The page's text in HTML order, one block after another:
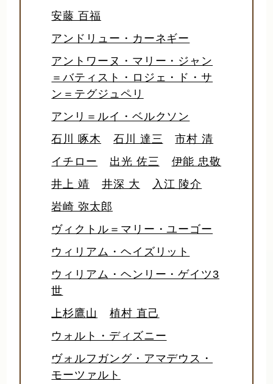
安藤 百福
アンドリュー・カーネギー
アントワーヌ・マリー・ジャン
＝バティスト・ロジェ・ド・サ
ン＝テグジュペリ
アンリ＝ルイ・ベルクソン
石川 啄木
石川 達三
市村 清
イチロー
出光 佐三
伊能 忠敬
井上 靖
井深 大
入江 陵介
岩崎 弥太郎
ヴィクトル＝マリー・ユーゴー
ウィリアム・ヘイズリット
ウィリアム・ヘンリー・ゲイツ3
世
上杉鷹山
植村 直己
ウォルト・ディズニー
ヴォルフガング・アマデウス・
モーツァルト